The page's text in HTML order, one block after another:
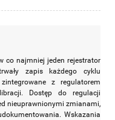
co najmniej jeden rejestrator
zapis każdego cyklu
z regulatorem
Dostęp do regulacji
nieuprawnionymi zmianami,
Wskazania